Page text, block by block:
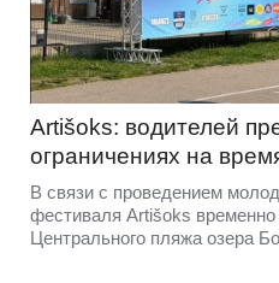
Artišoks: водителей
ограничениях на
В связи с проведением
фестиваля Artišoks временно
Центрального пляжа озера